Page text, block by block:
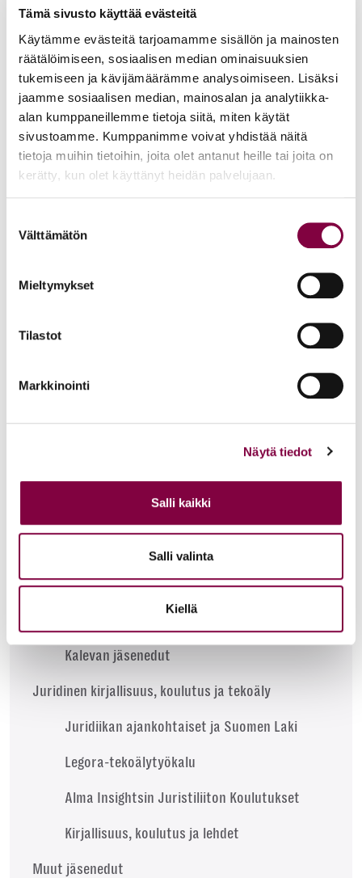
Tämä sivusto käyttää evästeitä
Käytämme evästeitä tarjoamamme sisällön ja mainosten
räätälöimiseen, sosiaalisen median ominaisuuksien
tukemiseen ja kävijämäärämme analysoimiseen. Lisäksi
jaamme sosiaalisen median, mainosalan ja analytiikka-
alan kumppaneillemme tietoja siitä, miten käytät
sivustoamme. Kumppanimme voivat yhdistää näitä
tietoja muihin tietoihin, joita olet antanut heille tai joita on
kerätty, kun olet käyttänyt heidän palvelujaan.
valinta
Välttämätön
Mieltymykset
Tilastot
Markkinointi
Näytä tiedot
Salli kaikki
Salli valinta
Kiellä
tilaisuuteen uudelleen. Valitse liittyessäsi tietokoneen
ääni (computer audio).
Tarkista myös oman tietokoneesi ääniasetukset.
Verkkotilaisuuksiin liittyvissä asioissa voit olla yhteydessä
tapahtumat@juristiliitto.fi.
Nähdään tapahtumissamme!
Edut ja palvelut
Loma-asuntojen hinnasto
Danske Bankin jäsenedut
Ammatillinen oikeusturva- ja vastuuvakuutus
Kalevan jäsenedut
Juridinen kirjallisuus, koulutus ja tekoäly
Juridiikan ajankohtaiset ja Suomen Laki
Legora-tekoälytyökalu
Alma Insightsin Juristiliiton Koulutukset
Kirjallisuus, koulutus ja lehdet
Muut jäsenedut